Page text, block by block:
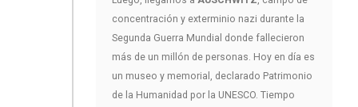
concentración y exterminio nazi durante la
Segunda Guerra Mundial donde fallecieron
más de un millón de personas. Hoy en día es
un museo y memorial, declarado Patrimonio
de la Humanidad por la UNESCO. Tiempo